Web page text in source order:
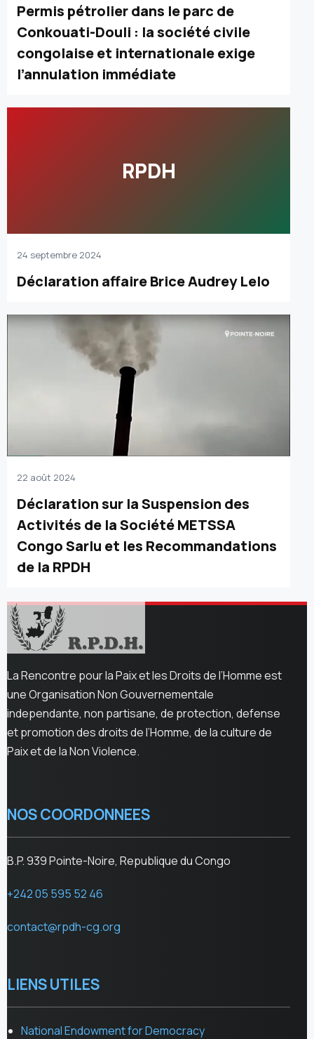
Permis pétrolier dans le parc de
Conkouati-Douli : la société civile
congolaise et internationale exige
l’annulation immédiate
RPDH
24 septembre 2024
Déclaration affaire Brice Audrey Lelo
22 août 2024
Déclaration sur la Suspension des
Activités de la Société METSSA
Congo Sarlu et les Recommandations
de la RPDH
La Rencontre pour la Paix et les Droits de l’Homme est
une Organisation Non Gouvernementale
independante, non partisane, de protection, defense
et promotion des droits de l’Homme, de la culture de
Paix et de la Non Violence.
NOS COORDONNEES
B.P. 939 Pointe-Noire, Republique du Congo
+242 05 595 52 46
contact@rpdh-cg.org
LIENS UTILES
National Endowment for Democracy